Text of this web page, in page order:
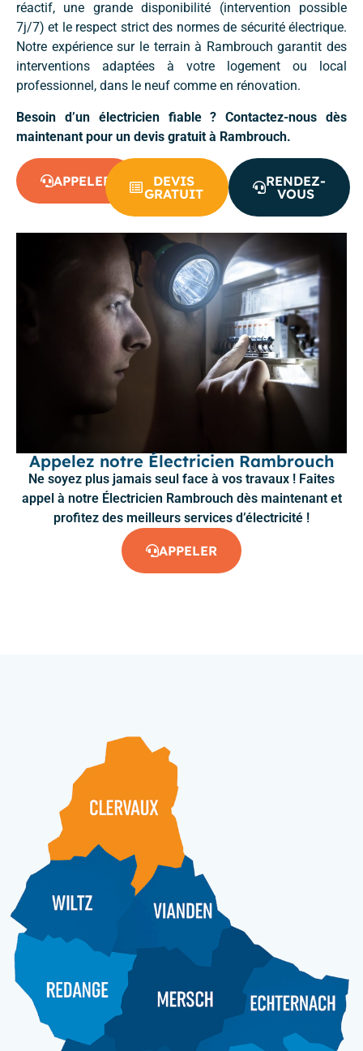
réactif, une grande disponibilité (intervention possible
7j/7) et le respect strict des normes de sécurité électrique.
Notre expérience sur le terrain à Rambrouch garantit des
interventions adaptées à votre logement ou local
professionnel, dans le neuf comme en rénovation.
Besoin d’un électricien fiable ? Contactez-nous dès
maintenant pour un devis gratuit à Rambrouch.
APPELER
DEVIS
GRATUIT
RENDEZ-
VOUS
Appelez notre Électricien Rambrouch
Ne soyez plus jamais seul face à vos travaux ! Faites
appel à notre Électricien Rambrouch dès maintenant et
profitez des meilleurs services d’électricité !
APPELER